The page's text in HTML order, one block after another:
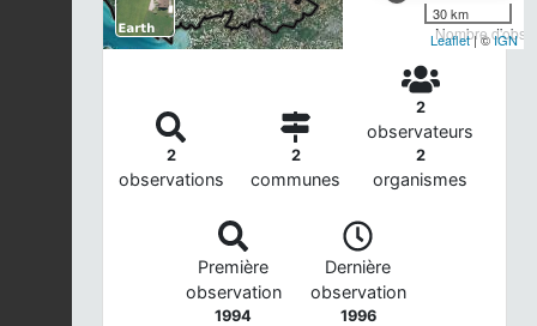
Nombre
30 km
Leaflet| ©IGN
2
observations
2
communes
2
observateurs
2
organismes
Première
observation
1994
Dernière
observation
1996